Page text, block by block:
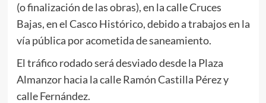
(o finalización de las obras), en la calle Cruces
Bajas, en el Casco Histórico, debido a trabajos en la
vía pública por acometida de saneamiento.
El tráfico rodado será desviado desde la Plaza
Almanzor hacia la calle Ramón Castilla Pérez y
calle Fernández.